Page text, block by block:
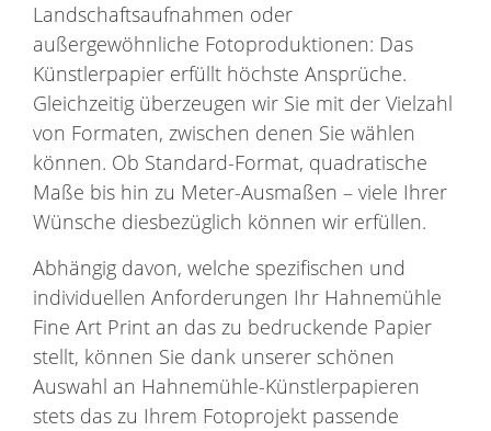
Landschaftsaufnahmen oder
außergewöhnliche Fotoproduktionen: Das
Künstlerpapier erfüllt höchste Ansprüche.
Gleichzeitig überzeugen wir Sie mit der Vielzahl
von Formaten, zwischen denen Sie wählen
können. Ob Standard-Format, quadratische
Maße bis hin zu Meter-Ausmaßen – viele Ihrer
Wünsche diesbezüglich können wir erfüllen.
Abhängig davon, welche spezifischen und
individuellen Anforderungen Ihr Hahnemühle
Fine Art Print an das zu bedruckende Papier
stellt, können Sie dank unserer schönen
Auswahl an Hahnemühle-Künstlerpapieren
stets das zu Ihrem Fotoprojekt passende